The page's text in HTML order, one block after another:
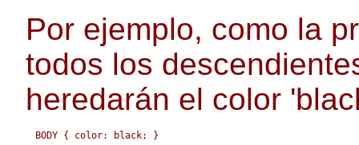
Por ejemplo, como la
todos los
heredarán el color